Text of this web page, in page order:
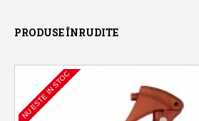
PRODUSE ÎNRUDITE
NU ESTE IN STOC